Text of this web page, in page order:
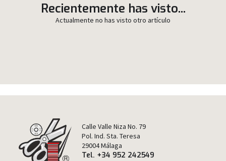
Recientemente has visto...
Actualmente no has visto otro artículo
Calle Valle Niza No. 79
Pol. Ind. Sta. Teresa
29004 Málaga
Tel. +34 952 242549